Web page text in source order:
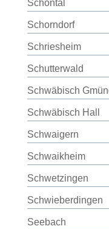
Schöntal
Schorndorf
Schriesheim
Schutterwald
Schwäbisch
Schwäbisch Hall
Schwaigern
Schwaikheim
Schwetzingen
Schwieberdingen
Seebach